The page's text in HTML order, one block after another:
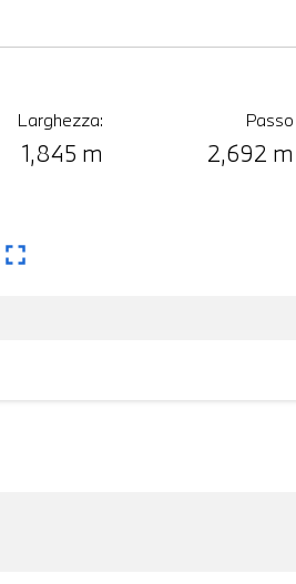
Larghezza:
1,845 m
Passo
2,692 m
fullscreen